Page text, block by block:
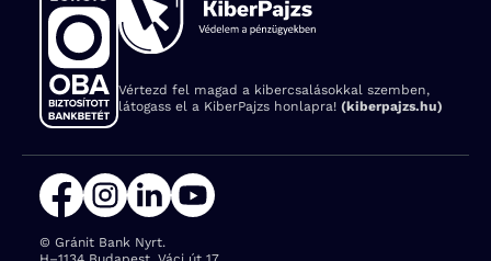
Vértezd fel magad a kibercsalásokkal szemben,
látogass el a KiberPajzs honlapra! (kiberpajzs.hu)
© Gránit Bank Nyrt.
Cím: